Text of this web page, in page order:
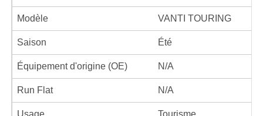
Modèle VANTI TOURING
Saison Été
Équipement d'origine (OE) N/A
Run Flat N/A
Usage Tourisme